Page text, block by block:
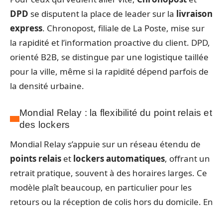
DPD se disputent la place de leader sur la livraison
express. Chronopost, filiale de La Poste, mise sur
la rapidité et l’information proactive du client. DPD,
orienté B2B, se distingue par une logistique taillée
pour la ville, même si la rapidité dépend parfois de
la densité urbaine.
Mondial Relay : la flexibilité du point relais et
des lockers
Mondial Relay s’appuie sur un réseau étendu de
points relais et lockers automatiques, offrant un
retrait pratique, souvent à des horaires larges. Ce
modèle plaît beaucoup, en particulier pour les
retours ou la réception de colis hors du domicile. En